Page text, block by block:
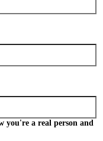
you're a real person and